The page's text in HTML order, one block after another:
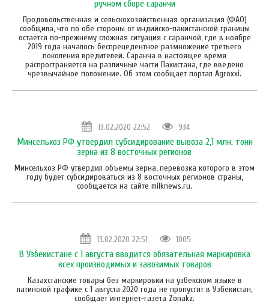
ручном сборе саранчи
Продовольственная и сельскохозяйственная организация (ФАО)
сообщила, что по обе стороны от индийско-пакистанской границы
остается по-прежнему сложная ситуация с саранчой, где в ноябре
2019 года началось беспрецедентное размножение третьего
поколения вредителей. Саранча в настоящее время
распространяется на различные части Пакистана, где введено
чрезвычайное положение. Об этом сообщает портал Аgroxxi.
13.02.2020 22:52 934
Минсельхоз РФ утвердил субсидирование вывоза 2,1 млн. тонн
зерна из 8 восточных регионов
Минсельхоз РФ утвердил объемы зерна, перевозка которого в этом
году будет субсидироваться из 8 восточных регионов страны,
сообщается на сайте milknews.ru.
13.02.2020 22:51 1005
В Узбекистане с 1 августа вводится обязательная маркировка
всех производимых и завозимых товаров
Казахстанские товары без маркировки на узбекском языке в
латинской графике с 1 августа 2020 года не пропустят в Узбекистан,
сообщает интернет-газета Zonakz.